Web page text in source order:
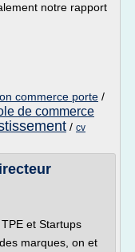
notre rapport
commerce porte /
de commerce
/ cv
et Startups
marques, on et